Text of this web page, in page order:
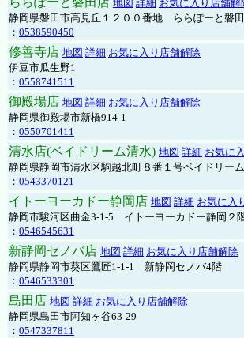
地図 詳細 お気に入り店舗解
静岡県磐田市高見丘１２００番地 ららぽーと磐
： 0538590450
修善寺店 地図 詳細 お気に入り店舗解除
伊豆市瓜生野1
： 0558741511
御殿場店 地図 詳細 お気に入り店舗解除
静岡県御殿場市新橋914-1
： 0550701411
清水店(ベイドリーム清水) 地図 詳細 お気に
静岡県静岡市清水区駒越北町８番１号ベイドリー
： 0543370121
イトーヨーカドー静岡店 地図 詳細 お気に入
静岡市駿河区曲金3-1-5 イトーヨーカドー静岡２
： 0546545631
新静岡セノバ店 地図 詳細 お気に入り店舗解除
静岡県静岡市葵区鷹匠1-1-1 新静岡セノバ4階
： 0546533301
島田店 地図 詳細 お気に入り店舗解除
静岡県島田市阿知ヶ谷63-29
： 0547337811